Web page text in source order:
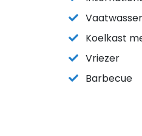
Vaatwasser
Koelkast
Vriezer
Barbecue